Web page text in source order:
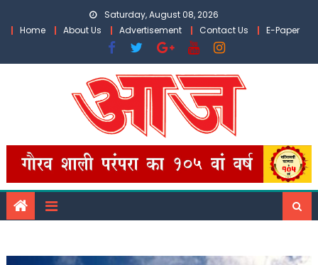
Saturday, August 08, 2026
Home
About Us Advertisement Contact Us E-Paper